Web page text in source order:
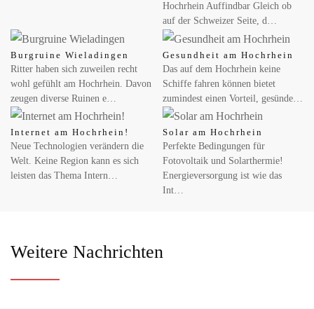
bei Unfall oder Stich gilt Der Frühling ist da, die Temperaturen
MAI 18, 2026
Erster Grundschul-Robotikwettbewerb im Landkreis
Waldshut begeistert Schülerinnen und Schüler
Waldshut-Tiengen, 18.05.2026 — Robotik, Kreativität und
Teamgeist standen am 5. Mai 2026 im Mittelpunkt: Das
Kreismedienzentrum Waldshut…
Lotterien haben über viele Jahre nur national funktioniert und
Hochrhein Auffindbar Gleich ob
auf der Schweizer Seite, d…
Burgruine Wieladingen
Ritter haben sich zuweilen recht
wohl gefühlt am Hochrhein. Davon
zeugen diverse Ruinen e…
Gesundheit am Hochrhein
Das auf dem Hochrhein keine
Schiffe fahren können bietet
zumindest einen Vorteil, gesünde…
Internet am Hochrhein!
Neue Technologien verändern die
Welt. Keine Region kann es sich
leisten das Thema Intern…
Solar am Hochrhein
Perfekte Bedingungen für
Fotovoltaik und Solarthermie!
Energieversorgung ist wie das
Int…
Weitere Nachrichten